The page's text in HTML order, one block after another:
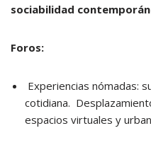
sociabilidad
Foros:
Experiencias nómadas:
cotidiana.
espacios virtuales y